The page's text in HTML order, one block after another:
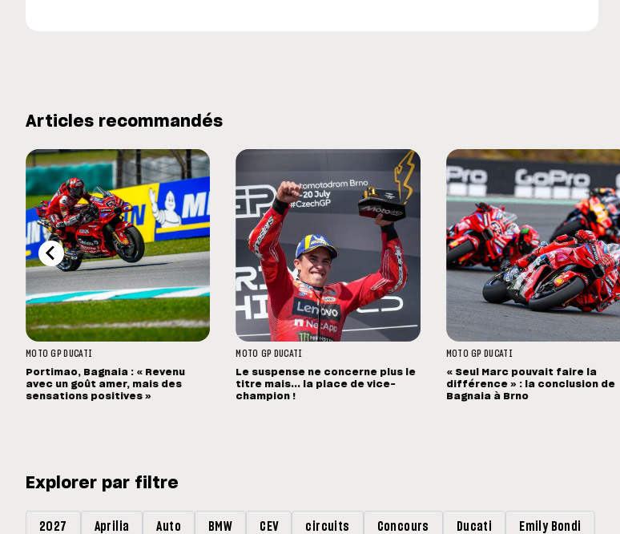
Articles recommandés
MOTO GP DUCATI
Portimao, Bagnaia : « Revenu
avec un goût amer, mais des
sensations positives »
MOTO GP DUCATI
Le suspense ne concerne plus le
titre mais... la place de vice-
champion !
MOTO GP DUCATI
« Seul Marc pouvait faire la
différence » : la conclusion de
Bagnaia à Brno
Explorer par filtre
2027 Aprilia Auto BMW CEV circuits Concours Ducati Emily Bondi